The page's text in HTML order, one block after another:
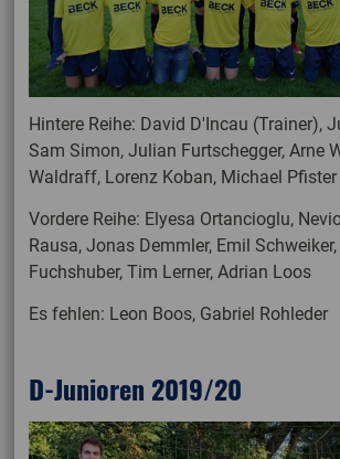
Hintere Reihe: David D'Incau (Trainer),
Sam Simon, Julian Furtschegger, Arne
Waldraff, Lorenz Koban, Michael Pfister
Vordere Reihe: Elyesa Ortancioglu,
Rausa, Jonas Demmler, Emil
Fuchshuber, Tim Lerner, Adrian Loos
Es fehlen: Leon Boos, Gabriel Rohleder
D-Junioren 2019/20